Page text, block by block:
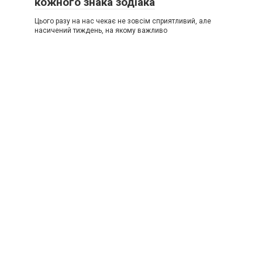
Цього разу на нас чекає не зовсім сприятливий, але
насичений тиждень, на якому важливо